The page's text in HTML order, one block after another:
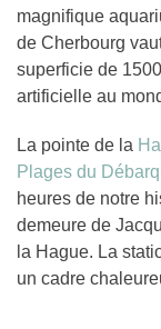
magnifique
de Cherbourg
superficie de
artificielle au
La pointe de la
Plages du
heures de notre
demeure de
la Hague. La
un cadre